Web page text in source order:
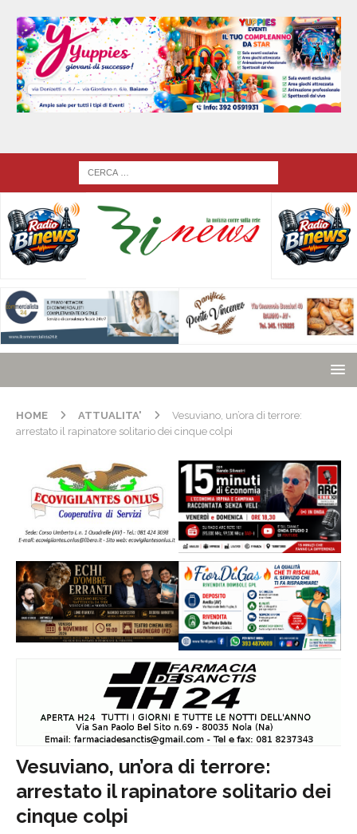
HOME ATTUALITA'
Vesuviano, un’ora di terrore:
arrestato il rapinatore solitario dei cinque colpi
Vesuviano, un’ora di terrore:
arrestato il rapinatore solitario dei
cinque colpi